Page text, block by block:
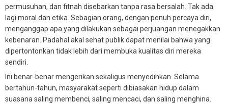
permusuhan, dan fitnah disebarkan tanpa rasa bersalah. Tak ada
lagi moral dan etika. Sebagian orang, dengan penuh percaya diri,
menganggap apa yang dilakukan sebagai perjuangan menegakkan
kebenaran. Padahal akal sehat publik dapat menilai bahwa yang
dipertontonkan tidak lebih dari membuka kualitas diri mereka
sendiri.
Ini benar-benar mengerikan sekaligus menyedihkan. Selama
bertahun-tahun, masyarakat seperti dibiasakan hidup dalam
suasana saling membenci, saling mencaci, dan saling menghina.